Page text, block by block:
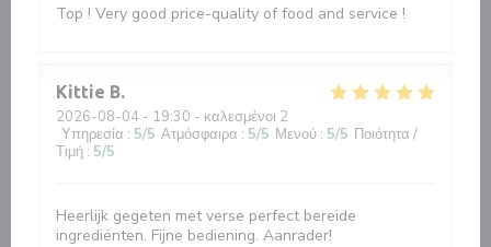
Top ! Very good price-quality of food and service !
Kittie B
2026-08-04 - 19:30 - καλεσμένοι 2
Υπηρεσία : 5/5 Ατμόσφαιρα : 5/5 Μενού : 5/5 Ποιότητα /
Τιμή : 5/5
Heerlijk gegeten met verse perfect bereide
ingrediënten. Fijne bediening. Aanrader!